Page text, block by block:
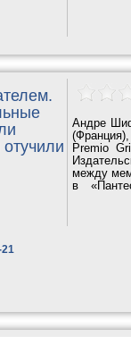
21
Андре
Premio
между
в